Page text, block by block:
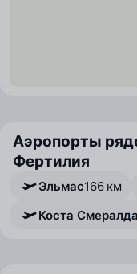
Аэропорты
Фертилия
Эльмас166 км
Коста Смералда